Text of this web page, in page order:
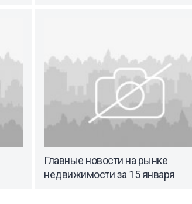
Главные новости на рынке
недвижимости за 15 января